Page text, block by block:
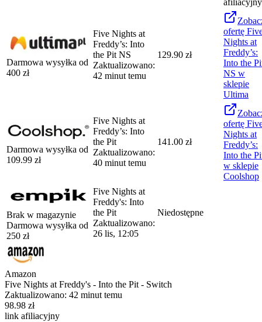
afiliacyjny
Darmowa wysyłka od
400 zł
Five Nights at
Freddy’s: Into
the Pit NS
Zaktualizowano:
42 minut temu
129.90 zł
ofertę
Nights at
Freddy’s:
Into the
NS w
sklepie
Ultima
Darmowa wysyłka od
109.99 zł
Five Nights at
Freddy’s: Into
the Pit
Zaktualizowano:
40 minut temu
141.00 zł
ofertę
Nights at
Freddy’s:
Into the
w sklepie
Coolshop
Brak w magazynie
Darmowa wysyłka od
250 zł
Five Nights at
Freddy's: Into
the Pit
Zaktualizowano:
26 lis, 12:05
Niedostępne
Amazon
Five Nights at Freddy's - Into the Pit - Switch
Zaktualizowano: 42 minut temu
98.98 zł
link afiliacyjny